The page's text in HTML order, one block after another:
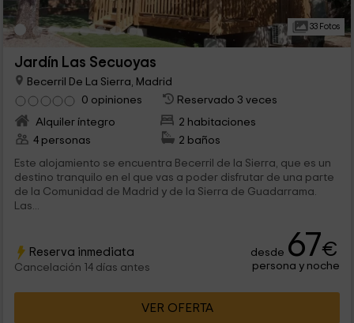
33 Fotos
Jardín Las Secuoyas
Becerril De La Sierra, Madrid
0 opiniones
Reservado 3 veces
Alquiler íntegro
2 habitaciones
4 personas
2 baños
Este alojamiento se encuentra Becerril de la Sierra, que es un
destino tranquilo en el que vas a poder disfrutar de una parte
de la Comunidad de Madrid y de la Sierra de Guadarrama.
Las...
Reserva inmediata
Cancelación 14 días antes
desde 67€
persona y noche
VER OFERTA